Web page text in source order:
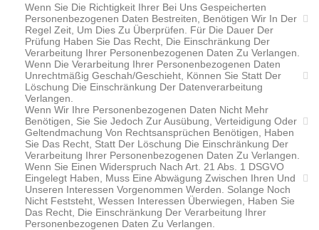
Wenn Sie Die Richtigkeit Ihrer Bei Uns Gespeicherten
Personenbezogenen Daten Bestreiten, Benötigen Wir In Der
Regel Zeit, Um Dies Zu Überprüfen. Für Die Dauer Der
Prüfung Haben Sie Das Recht, Die Einschränkung Der
Verarbeitung Ihrer Personenbezogenen Daten Zu Verlangen.
Wenn Die Verarbeitung Ihrer Personenbezogenen Daten
Unrechtmäßig Geschah/geschieht, Können Sie Statt Der
Löschung Die Einschränkung Der Datenverarbeitung
Verlangen.
Wenn Wir Ihre Personenbezogenen Daten Nicht Mehr
Benötigen, Sie Sie Jedoch Zur Ausübung, Verteidigung Oder
Geltendmachung Von Rechtsansprüchen Benötigen, Haben
Sie Das Recht, Statt Der Löschung Die Einschränkung Der
Verarbeitung Ihrer Personenbezogenen Daten Zu Verlangen.
Wenn Sie Einen Widerspruch Nach Art. 21 Abs. 1 DSGVO
Eingelegt Haben, Muss Eine Abwägung Zwischen Ihren Und
Unseren Interessen Vorgenommen Werden. Solange Noch
Nicht Feststeht, Wessen Interessen Überwiegen, Haben Sie
Das Recht, Die Einschränkung Der Verarbeitung Ihrer
Personenbezogenen Daten Zu Verlangen.